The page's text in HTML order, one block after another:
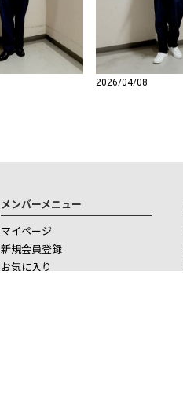
2026/04/08
メンバーメニュー
マイページ
新規会員登録
お気に入り